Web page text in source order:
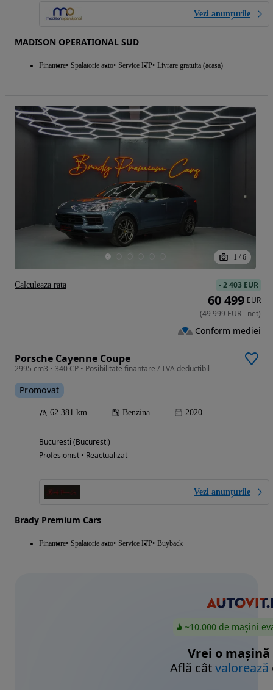
Vezi anunțurile
MADISON OPERATIONAL SUD
Finantare Spalatorie auto Service ITP Livrare gratuita (acasa)
1 / 6
Porsche Cayenne Coupe
2995 cm3 • 340 CP • Posibilitate finantare / TVA deductibil
Promovat
62 381 km Benzina 2020
Bucuresti (Bucuresti)
Profesionist • Reactualizat
Vezi anunțurile
Brady Premium Cars
Finantare Spalatorie auto Service ITP Buyback
-2 403 EUR
60 499 EUR
(49 999 EUR- net)
Conform mediei
Calculeaza rata
~10.000 de mașini
Vrei o mașină
Află câtvalorează